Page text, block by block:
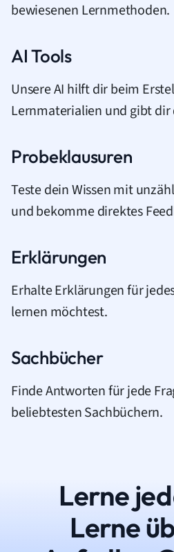
bewiesenen Lernmethoden.
AI Tools
Unsere AI hilft dir beim
Lernmaterialien und gibt dir
Probeklausuren
Teste dein Wissen mit
und bekomme direktes
Erklärungen
Erhalte Erklärungen für
lernen möchtest.
Sachbücher
Finde Antworten für jede
beliebtesten Sachbüchern.
Lerne
Lerne